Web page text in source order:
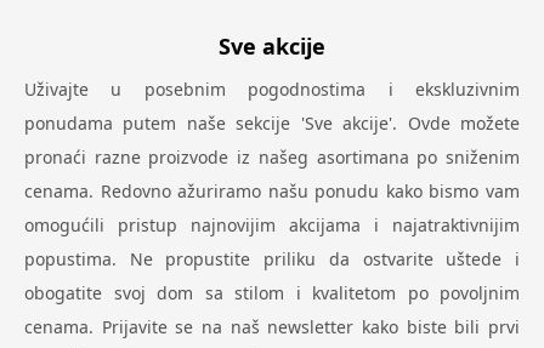
Sve akcije
Uživajte u posebnim pogodnostima i ekskluzivnim
ponudama putem naše sekcije 'Sve akcije'. Ovde možete
pronaći razne proizvode iz našeg asortimana po sniženim
cenama. Redovno ažuriramo našu ponudu kako bismo vam
omogućili pristup najnovijim akcijama i najatraktivnijim
popustima. Ne propustite priliku da ostvarite uštede i
obogatite svoj dom sa stilom i kvalitetom po povoljnim
cenama. Prijavite se na naš newsletter kako biste bili prvi